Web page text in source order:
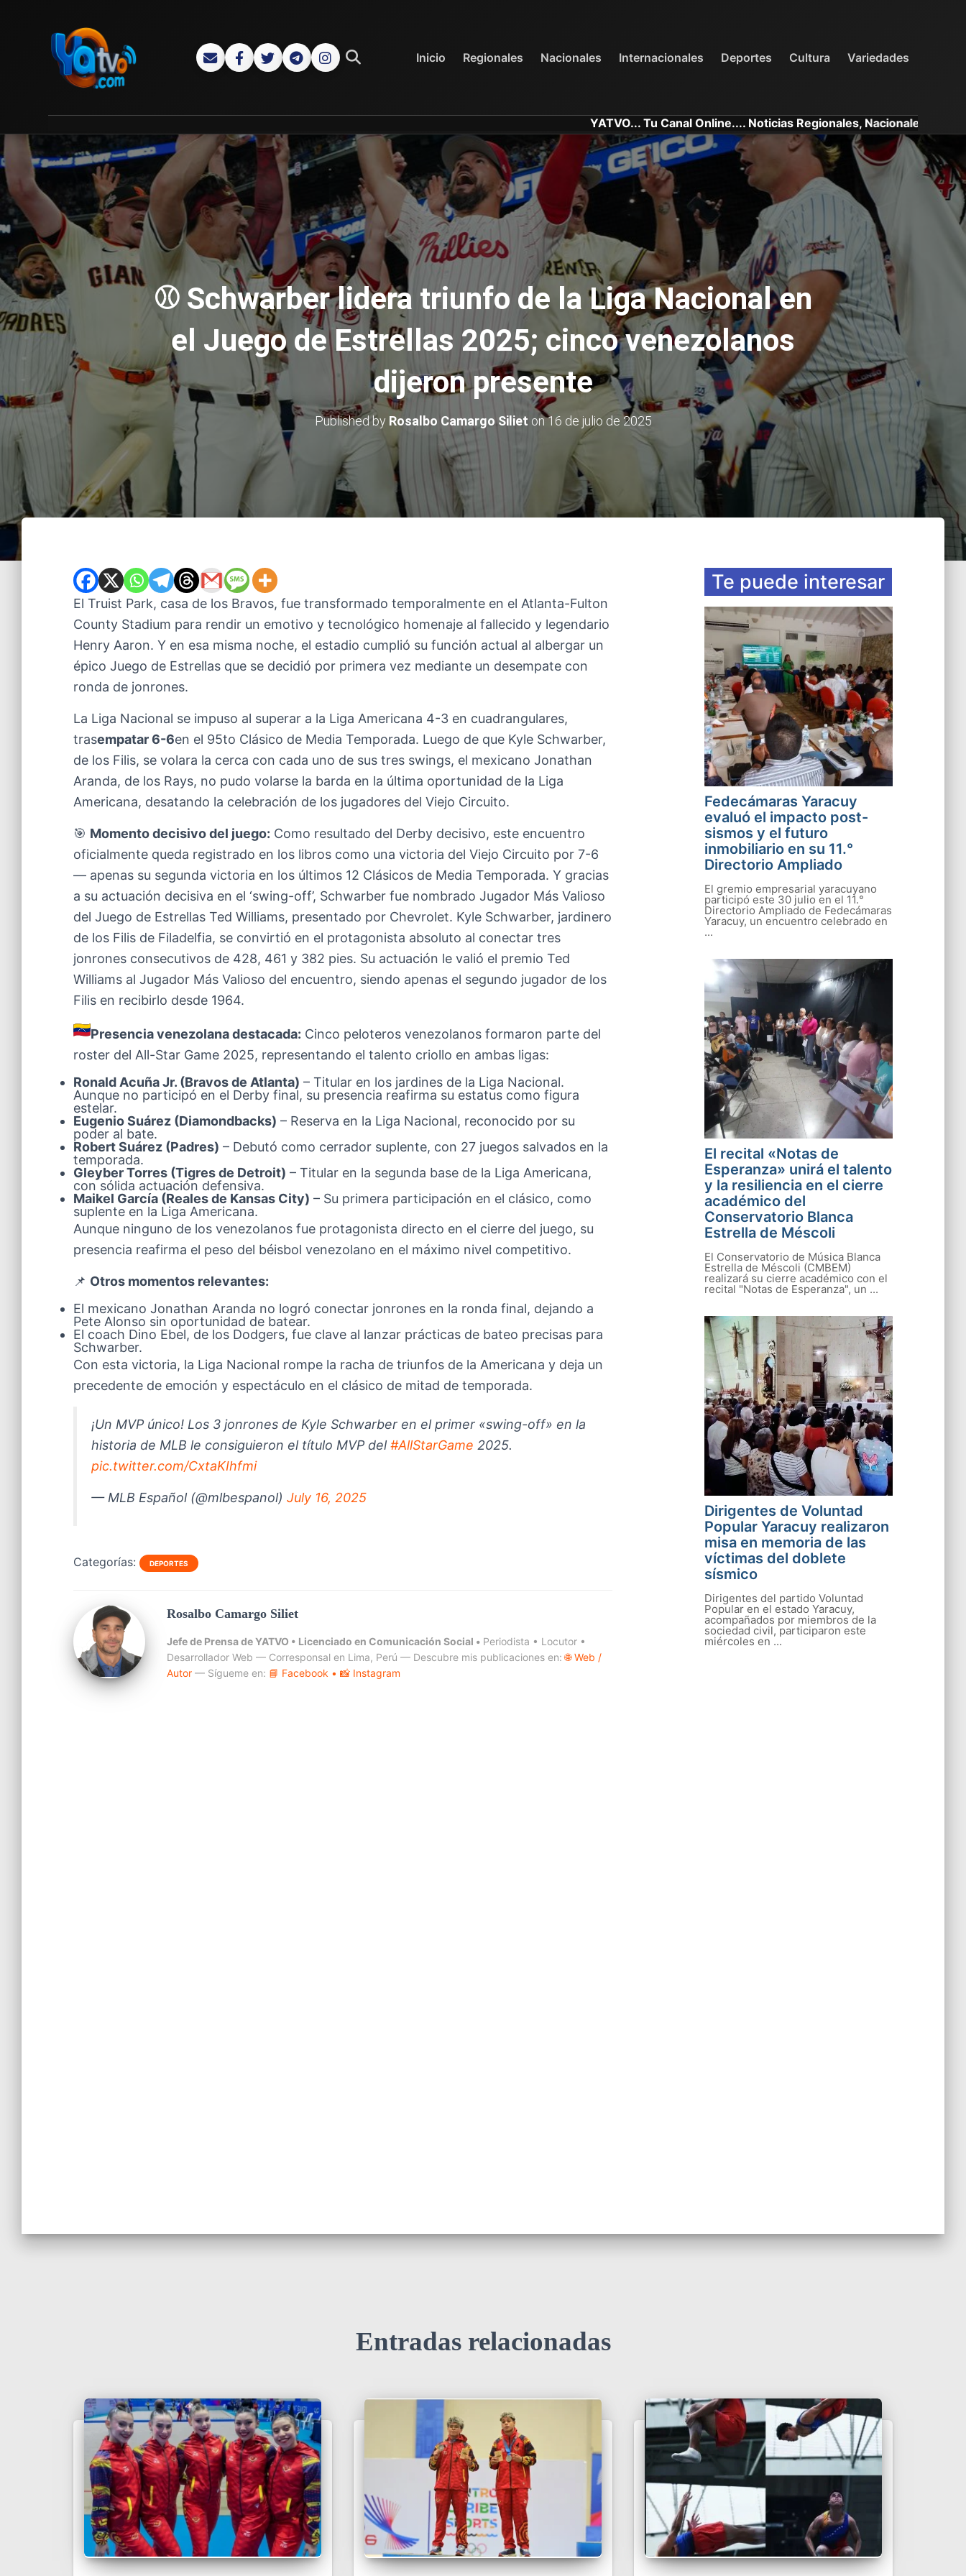
Inicio Regionales Nacionales Internacionales Deportes Cultura Variedades
YATVO... Tu Canal Online.... Noticias Regionales, Nacionales e
⚾ Schwarber lidera triunfo de la Liga Nacional en
el Juego de Estrellas 2025; cinco venezolanos
dijeron presente
Published by Rosalbo Camargo Siliet on16 de julio de 2025
El Truist Park, casa de los Bravos, fue transformado temporalmente en el Atlanta-Fulton
County Stadium para rendir un emotivo y tecnológico homenaje al fallecido y legendario
Henry Aaron. Y en esa misma noche, el estadio cumplió su función actual al albergar un
épico Juego de Estrellas que se decidió por primera vez mediante un desempate con
ronda de jonrones.
La Liga Nacional se impuso al superar a la Liga Americana 4-3 en cuadrangulares,
trasempatar 6-6en el 95to Clásico de Media Temporada. Luego de que Kyle Schwarber,
de los Filis, se volara la cerca con cada uno de sus tres swings, el mexicano Jonathan
Aranda, de los Rays, no pudo volarse la barda en la última oportunidad de la Liga
Americana, desatando la celebración de los jugadores del Viejo Circuito.
🎯 Momento decisivo del juego: Como resultado del Derby decisivo, este encuentro
oficialmente queda registrado en los libros como una victoria del Viejo Circuito por 7-6
— apenas su segunda victoria en los últimos 12 Clásicos de Media Temporada. Y gracias
a su actuación decisiva en el ‘swing-off’, Schwarber fue nombrado Jugador Más Valioso
del Juego de Estrellas Ted Williams, presentado por Chevrolet. Kyle Schwarber, jardinero
de los Filis de Filadelfia, se convirtió en el protagonista absoluto al conectar tres
jonrones consecutivos de 428, 461 y 382 pies. Su actuación le valió el premio Ted
Williams al Jugador Más Valioso del encuentro, siendo apenas el segundo jugador de los
Filis en recibirlo desde 1964.
Presencia venezolana destacada: Cinco peloteros venezolanos formaron parte del
roster del All-Star Game 2025, representando el talento criollo en ambas ligas:
Ronald Acuña Jr. (Bravos de Atlanta) – Titular en los jardines de la Liga Nacional.
Aunque no participó en el Derby final, su presencia reafirma su estatus como figura
estelar.
Eugenio Suárez (Diamondbacks) – Reserva en la Liga Nacional, reconocido por su
poder al bate.
Robert Suárez (Padres) – Debutó como cerrador suplente, con 27 juegos salvados en la
temporada.
Gleyber Torres (Tigres de Detroit) – Titular en la segunda base de la Liga Americana,
con sólida actuación defensiva.
Maikel García (Reales de Kansas City) – Su primera participación en el clásico, como
suplente en la Liga Americana.
Aunque ninguno de los venezolanos fue protagonista directo en el cierre del juego, su
presencia reafirma el peso del béisbol venezolano en el máximo nivel competitivo.
📌 Otros momentos relevantes:
El mexicano Jonathan Aranda no logró conectar jonrones en la ronda final, dejando a
Pete Alonso sin oportunidad de batear.
El coach Dino Ebel, de los Dodgers, fue clave al lanzar prácticas de bateo precisas para
Schwarber.
Con esta victoria, la Liga Nacional rompe la racha de triunfos de la Americana y deja un
precedente de emoción y espectáculo en el clásico de mitad de temporada.
¡Un MVP único! Los 3 jonrones de Kyle Schwarber en el primer «swing-off» en la
historia de MLB le consiguieron el título MVP del#AllStarGame 2025.
pic.twitter.com/CxtaKIhfmi
— MLB Español (@mlbespanol) July 16, 2025
Categorías: DEPORTES
Rosalbo Camargo Siliet
Jefe de Prensa de YATVO • Licenciado en Comunicación Social • Periodista • Locutor •
Desarrollador Web — Corresponsal en Lima, Perú — Descubre mis publicaciones en:🌐 Web /
Autor— Sígueme en: 📘 Facebook • 📸 Instagram
Te puede interesar
Fedecámaras Yaracuy
evaluó el impacto post-
sismos y el futuro
inmobiliario en su 11.°
Directorio Ampliado
El gremio empresarial yaracuyano
participó este 30 julio en el 11.°
Directorio Ampliado de Fedecámaras
Yaracuy, un encuentro celebrado en
...
El recital «Notas de
Esperanza» unirá el talento
y la resiliencia en el cierre
académico del
Conservatorio Blanca
Estrella de Méscoli
El Conservatorio de Música Blanca
Estrella de Méscoli (CMBEM)
realizará su cierre académico con el
recital "Notas de Esperanza", un ...
Dirigentes de Voluntad
Popular Yaracuy realizaron
misa en memoria de las
víctimas del doblete
sísmico
Dirigentes del partido Voluntad
Popular en el estado Yaracuy,
acompañados por miembros de la
sociedad civil, participaron este
miércoles en ...
Entradas relacionadas